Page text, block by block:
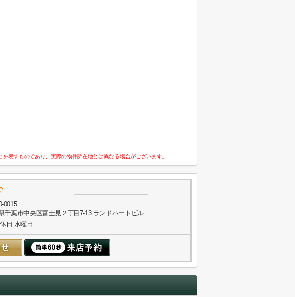
表すものであり、実際の物件所在地とは異なる場合がございます。
0015
千葉市中央区富士見２丁目7-13 ランドハートビル
日:水曜日